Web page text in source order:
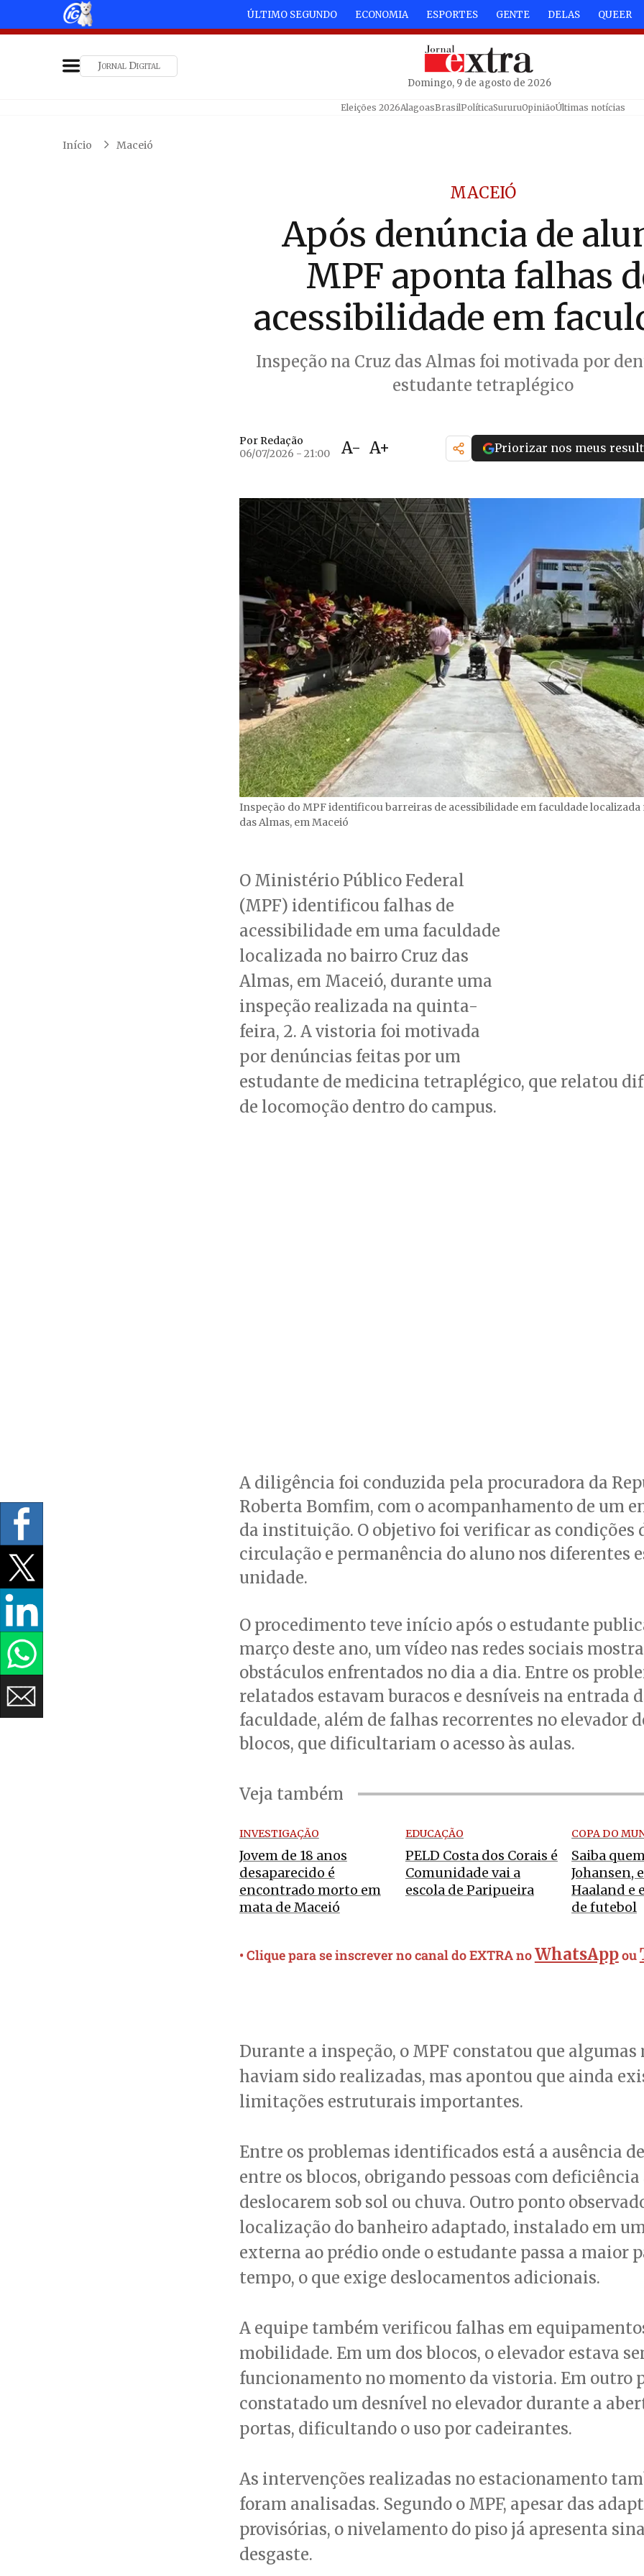
ÚLTIMO SEGUNDO ECONOMIA ESPORTES GENTE DELAS QUEER
Jornal Digital
Domingo, 9 de agosto de 2026
Eleições 2026AlagoasBrasilPolíticaSururuOpiniãoÚltimas notícias
Início Maceió
MACEIÓ
Após denúncia de
MPF aponta falhas
acessibilidade em
Inspeção na Cruz das Almas foi motivada por
estudante tetraplégico
Por Redação
06/07/2026 - 21:00
A- A+ Priorizar nos meus
Inspeção do MPF identificou barreiras de acessibilidade em faculdade
das Almas, em Maceió
O Ministério Público Federal
(MPF) identificou falhas de
acessibilidade em uma faculdade
localizada no bairro Cruz das
Almas, em Maceió, durante uma
inspeção realizada na quinta-
feira, 2. A vistoria foi motivada
por denúncias feitas por um
estudante de medicina tetraplégico, que relatou
de locomoção dentro do campus.
A diligência foi conduzida pela procuradora da
Roberta Bomfim, com o acompanhamento de um
da instituição. O objetivo foi verificar as condições
circulação e permanência do aluno nos diferentes
unidade.
O procedimento teve início após o estudante
março deste ano, um vídeo nas redes sociais
obstáculos enfrentados no dia a dia. Entre os
relatados estavam buracos e desníveis na entrada
faculdade, além de falhas recorrentes no elevador
blocos, que dificultariam o acesso às aulas.
Veja também
INVESTIGAÇÃO
Jovem de 18 anos
desaparecido é
encontrado morto em
mata de Maceió
EDUCAÇÃO
PELD Costa dos Corais é
Comunidade vai a
escola de Paripueira
COPA DO
Saiba
Johansen,
Haaland e
de futebol
• Clique para se inscrever no canal do EXTRA noWhatsAppou
Durante a inspeção, o MPF constatou que
haviam sido realizadas, mas apontou que ainda
limitações estruturais importantes.
Entre os problemas identificados está a ausência
entre os blocos, obrigando pessoas com deficiência
deslocarem sob sol ou chuva. Outro ponto
localização do banheiro adaptado, instalado em
externa ao prédio onde o estudante passa a maior
tempo, o que exige deslocamentos adicionais.
A equipe também verificou falhas em
mobilidade. Em um dos blocos, o elevador estava
funcionamento no momento da vistoria. Em outro
constatado um desnível no elevador durante a
portas, dificultando o uso por cadeirantes.
As intervenções realizadas no estacionamento
foram analisadas. Segundo o MPF, apesar das
provisórias, o nivelamento do piso já apresenta
desgaste.